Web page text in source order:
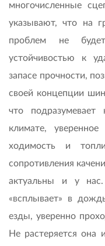
многочисленные
указывают, что на
проблем не
устойчивостью к
запасе прочности,
своей концепции
что подразумевает
климате,
ходимость и
сопротивления
актуальны и у
«всплывает» в
езды, уверенно
Не растеряется